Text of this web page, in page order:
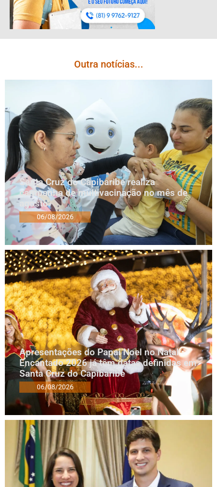
Outra notícias...
Santa Cruz do Capibaribe realiza
campanha de multivacinação no mês de
agosto
06/08/2026
Apresentações do Papai Noel no Natal
Encantado 2026 já têm datas definidas em
Santa Cruz do Capibaribe
06/08/2026